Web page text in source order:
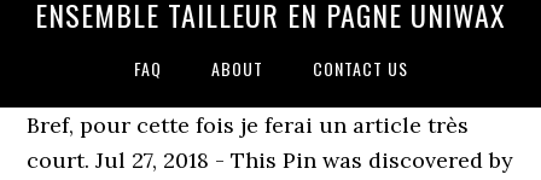
ENSEMBLE TAILLEUR EN PAGNE UNIWAX
FAQ ABOUT CONTACT US
Bref, pour cette fois je ferai un article très
court. Jul 27, 2018 - This Pin was discovered by